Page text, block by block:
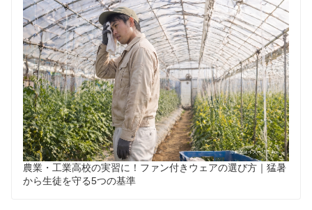
農業・工業高校の実習に！ファン付きウェアの選び方｜猛暑
から生徒を守る5つの基準